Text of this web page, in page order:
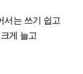
서는 쓰기 쉽고
게 늘고